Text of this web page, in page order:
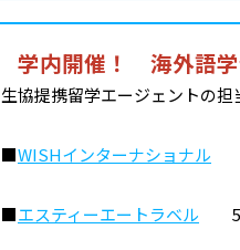
学内開催！ 海外語
生協提携留学エージェントの担
■WISHインターナショナル
■エスティーエートラベル 5/